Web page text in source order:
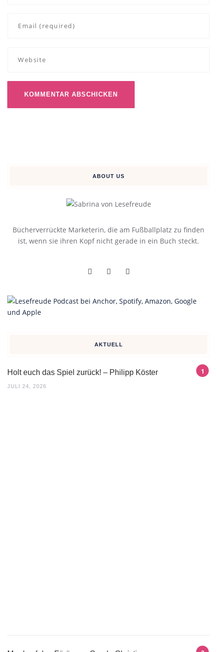
ABOUT US
Bücherverrückte Marketerin, die am Fußballplatz zu finden
ist, wenn sie ihren Kopf nicht gerade in ein Buch steckt.
AKTUELL
Holt euch das Spiel zurück! – Philipp Köster
JULI 24, 2026